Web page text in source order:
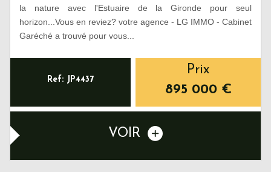
la nature avec l'Estuaire de la Gironde pour seul
horizon...Vous en reviez? votre agence - LG IMMO - Cabinet
Garéché a trouvé pour vous...
Ref: JP4437
Prix
895 000 €
VOIR